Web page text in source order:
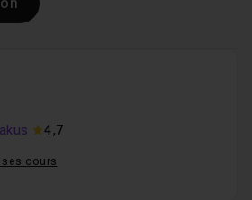
4,7
ses cours